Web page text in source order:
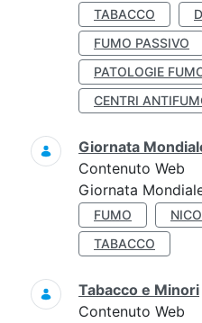
TABACCO
FUMO PASSIVO
PATOLOGIE
CENTRI
Giornata
Contenuto Web
Giornata
FUMO
TABACCO
Tabacco e Minori
Contenuto Web